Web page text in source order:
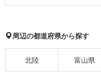
周辺の都道府県から探す
北陸 富山県